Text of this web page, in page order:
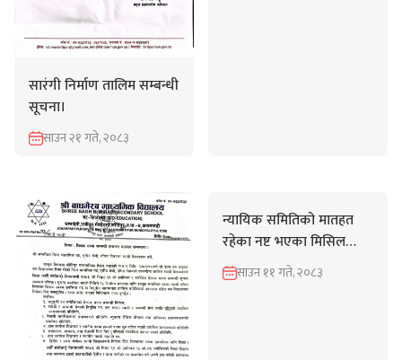
मर्मत अन्तर्गत
सूचनाको प्रकारहरू
सबै
खोजी गर्नुहोस् सबै खाली गर्नुहोस्
सारंगी निर्माण तालिम सम्बन्धी
सूचना।
साउन २१ गते, २०८३
न्यायिक समितिको मातहत
रहेका नष्ट भएका मिसिल
सम्बन्धी सूचना।
साउन ११ गते, २०८३